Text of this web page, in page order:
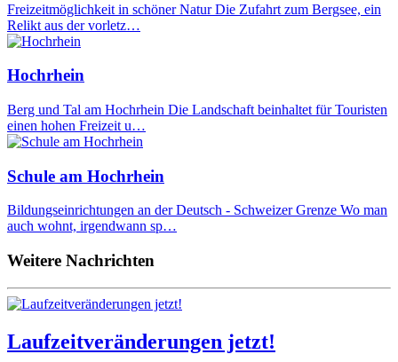
Freizeitmöglichkeit in schöner Natur Die Zufahrt zum Bergsee, ein
Relikt aus der vorletz…
Hochrhein
Berg und Tal am Hochrhein Die Landschaft beinhaltet für Touristen
einen hohen Freizeit u…
Schule am Hochrhein
Bildungseinrichtungen an der Deutsch - Schweizer Grenze Wo man
auch wohnt, irgendwann sp…
Weitere Nachrichten
Laufzeitveränderungen jetzt!